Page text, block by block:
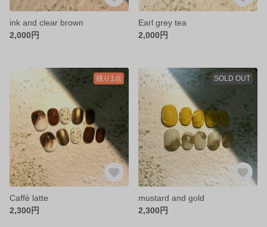
ink and clear brown
2,000円
Earl grey tea
2,000円
残り1点
Caffè latte
2,300円
SOLD OUT
mustard and gold
2,300円